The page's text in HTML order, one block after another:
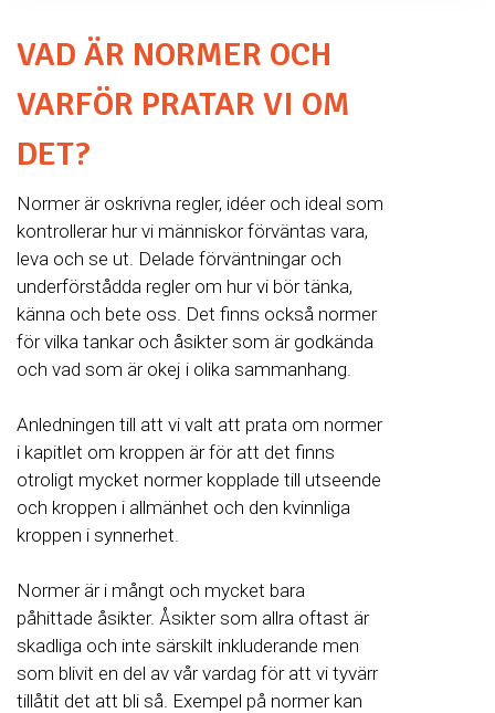
VAD ÄR NORMER OCH
VARFÖR PRATAR VI OM
DET?
Normer är oskrivna regler, idéer och ideal som
kontrollerar hur vi människor förväntas vara,
leva och se ut. Delade förväntningar och
underförstådda regler om hur vi bör tänka,
känna och bete oss. Det finns också normer
för vilka tankar och åsikter som är godkända
och vad som är okej i olika sammanhang.
Anledningen till att vi valt att prata om normer
i kapitlet om kroppen är för att det finns
otroligt mycket normer kopplade till utseende
och kroppen i allmänhet och den kvinnliga
kroppen i synnerhet.
Normer är i mångt och mycket bara
påhittade åsikter. Åsikter som allra oftast är
skadliga och inte särskilt inkluderande men
som blivit en del av vår vardag för att vi tyvärr
tillåtit det att bli så. Exempel på normer kan